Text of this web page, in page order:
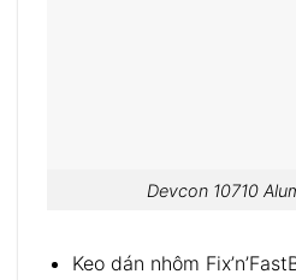
Devcon 10710
Keo dán nhôm